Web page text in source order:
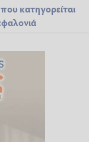
κατηγορείται